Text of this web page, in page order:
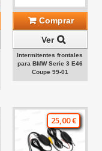
Comprar
Ver
Intermitentes frontales
para BMW Serie 3 E46
Coupe 99-01
25,00 €